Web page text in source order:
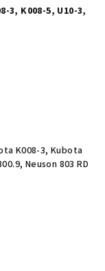
K008-5, U10-3,
K008-3, Kubota
Neuson 803 RD